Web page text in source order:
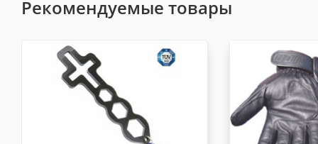
Доставка по Москве пешим курьером
Доставка пешим курьером осуществляется курьером
службой после 100% предоплаты. Вес заказа не более 6 кг,
более 50х40х30 см. Сроки доставки 1-3 рабочих дня.
рублей. Документы отправляем с заказом или по ЭДО.
Доставка автотранспортом по Москве и за МКАД
Доставка личным автотранспортом осуществляется по
Комментарий к отзыву
Рекомендуемые товары